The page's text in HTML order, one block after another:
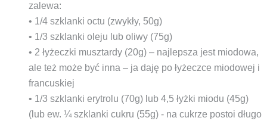
zalewa:
• 1/4 szklanki octu (zwykły, 50g)
• 1/3 szklanki oleju lub oliwy (75g)
• 2 łyżeczki musztardy (20g) – najlepsza jest miodowa,
ale też może być inna – ja daję po łyżeczce miodowej i
francuskiej
• 1/3 szklanki erytrolu (70g) lub 4,5 łyżki miodu (45g)
(lub ew. ¼ szklanki cukru (55g) - na cukrze postoi długo